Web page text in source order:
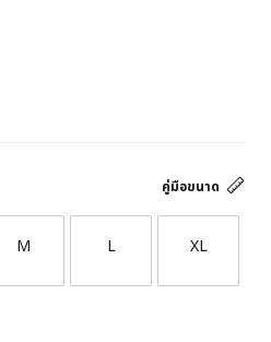
คู่มือขนาด
M L XL